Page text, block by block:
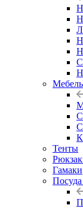
Мебель
Тенты
Гамаки
Посуда